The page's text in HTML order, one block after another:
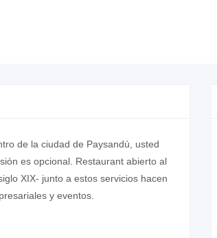
de la ciudad de Paysandú, usted
es opcional. Restaurant abierto al
XIX- junto a estos servicios hacen
y eventos.